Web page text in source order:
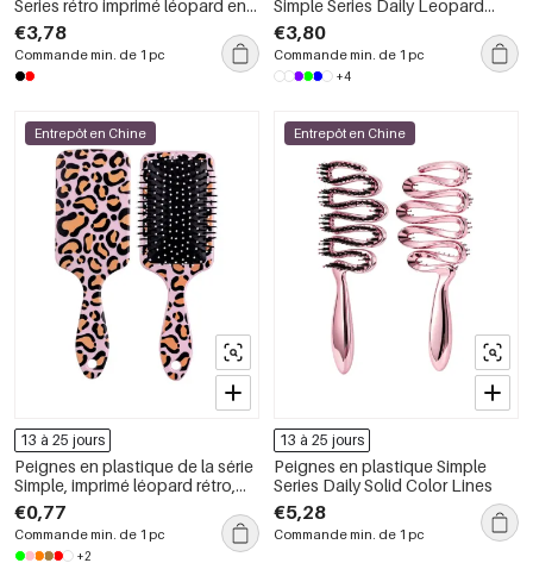
Series rétro imprimé léopard en
polyester
€3,78
Commande min. de 1 pc
Simple Series Daily Leopard
Print Mixte Color Gradient Color
€3,80
Commande min. de 1 pc
+4
Entrepôt en Chine
13 à 25 jours
Peignes en plastique de la série
Simple, imprimé léopard rétro,
couleurs assorties
€0,77
Commande min. de 1 pc
+2
Entrepôt en Chine
13 à 25 jours
Peignes en plastique Simple
Series Daily Solid Color Lines
€5,28
Commande min. de 1 pc